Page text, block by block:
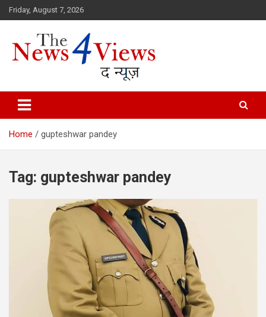
Skip
to
Friday, August 7, 2026
TheNews4Views
Home gupteshwar pandey
Tag: gupteshwar pandey